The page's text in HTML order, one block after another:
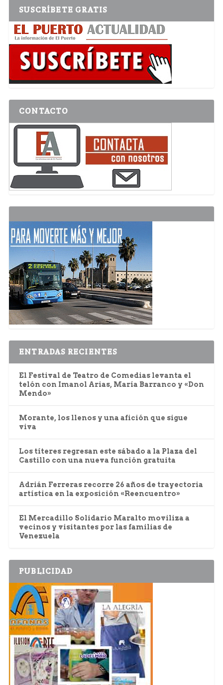
SUSCRÍBETE GRATIS
CONTACTO
ENTRADAS RECIENTES
El Festival de Teatro de Comedias levanta el
telón con Imanol Arias, María Barranco y «Don
Mendo»
Morante, los llenos y una afición que sigue
viva
Los títeres regresan este sábado a la Plaza del
Castillo con una nueva función gratuita
Adrián Ferreras recorre 26 años de trayectoria
artística en la exposición «Reencuentro»
El Mercadillo Solidario Maralto moviliza a
vecinos y visitantes por las familias de
Venezuela
PUBLICIDAD